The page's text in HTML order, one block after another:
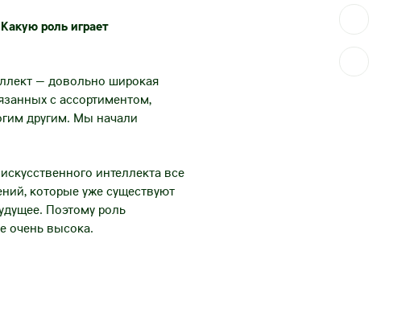
роль играет
— довольно широкая
с ассортиментом,
другим. Мы начали
интеллекта все
которые уже существуют
Поэтому роль
очень высока.